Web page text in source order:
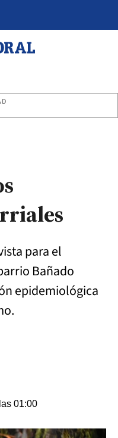
para el
Bañado
epidemiológica
01:00